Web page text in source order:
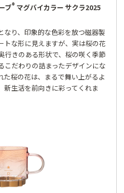
ブ® マグバイカラー サクラ2025
なり、印象的な色彩を放つ磁器製
トな形に見えますが、実は桜の花
行きのある形状で、桜の咲く季節
こだわりの詰まったデザインにな
た桜の花は、まるで舞い上がるよ
新生活を前向きに彩ってくれま